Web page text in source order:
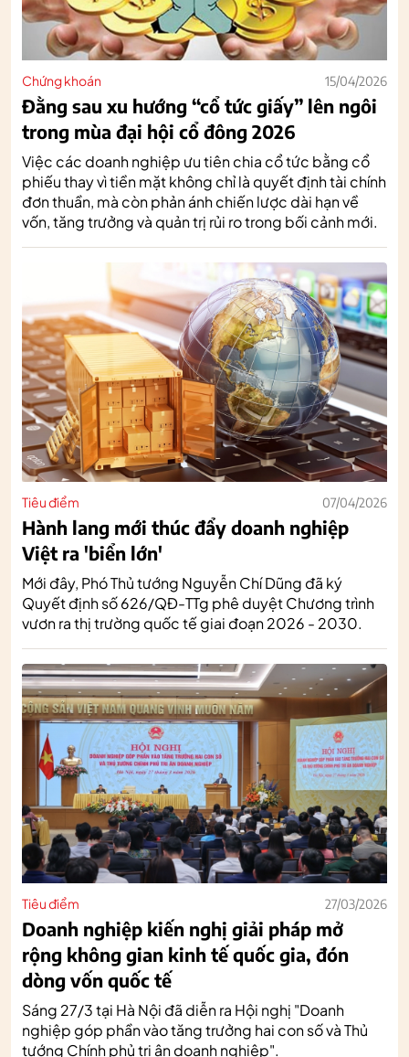
Chứng khoán 15/04/2026
Đằng sau xu hướng “cổ tức giấy” lên ngôi
trong mùa đại hội cổ đông 2026
Việc các doanh nghiệp ưu tiên chia cổ tức bằng cổ
phiếu thay vì tiền mặt không chỉ là quyết định tài chính
đơn thuần, mà còn phản ánh chiến lược dài hạn về
vốn, tăng trưởng và quản trị rủi ro trong bối cảnh mới.
Tiêu điểm 07/04/2026
Hành lang mới thúc đẩy doanh nghiệp
Việt ra 'biển lớn'
Mới đây, Phó Thủ tướng Nguyễn Chí Dũng đã ký
Quyết định số 626/QĐ-TTg phê duyệt Chương trình
vươn ra thị trường quốc tế giai đoạn 2026 - 2030.
Tiêu điểm 27/03/2026
Doanh nghiệp kiến nghị giải pháp mở
rộng không gian kinh tế quốc gia, đón
dòng vốn quốc tế
Sáng 27/3 tại Hà Nội đã diễn ra Hội nghị "Doanh
nghiệp góp phần vào tăng trưởng hai con số và Thủ
tướng Chính phủ tri ân doanh nghiệp".